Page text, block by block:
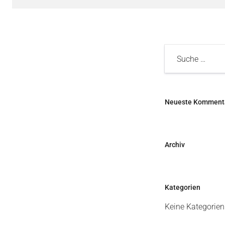
Neueste
Archiv
Kategorien
Keine Kategorien